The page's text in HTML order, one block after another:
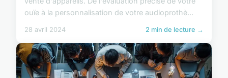
ouïe à la personnalisation de votre audioprothè...
28 avril 2024 2 min de lecture →